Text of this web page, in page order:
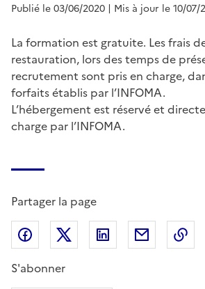
Publié le 03/06/2020 | Mis à jour le 10/07/
La formation est gratuite. Les frais
restauration, lors des temps de
recrutement sont pris en charge,
forfaits établis par l’INFOMA.
L’hébergement est réservé et
charge par l’INFOMA.
Partager la page
Partager sur Facebook
Partager sur X
Partager surPartager
S'abonner